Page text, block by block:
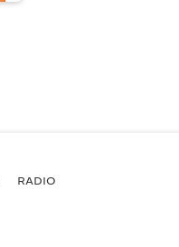
RADIO